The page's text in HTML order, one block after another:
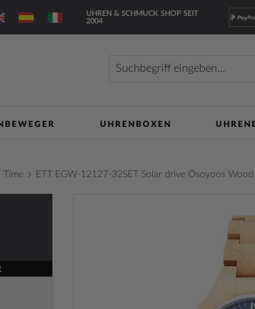
UHREN & SCHMUCK SHOP SEIT
2004
UHRENBOXEN
Time ETT EGW-12127-32SET Solar drive Osoyoos